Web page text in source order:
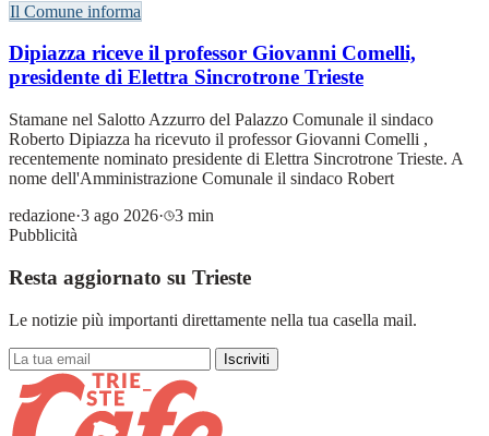
Il Comune informa
Dipiazza riceve il professor Giovanni Comelli,
presidente di Elettra Sincrotrone Trieste
Stamane nel Salotto Azzurro del Palazzo Comunale il sindaco
Roberto Dipiazza ha ricevuto il professor Giovanni Comelli ,
recentemente nominato presidente di Elettra Sincrotrone Trieste. A
nome dell'Amministrazione Comunale il sindaco Robert
redazione·3 ago 2026·
3 min
Pubblicità
Resta aggiornato su Trieste
Le notizie più importanti direttamente nella tua casella mail.
Iscriviti